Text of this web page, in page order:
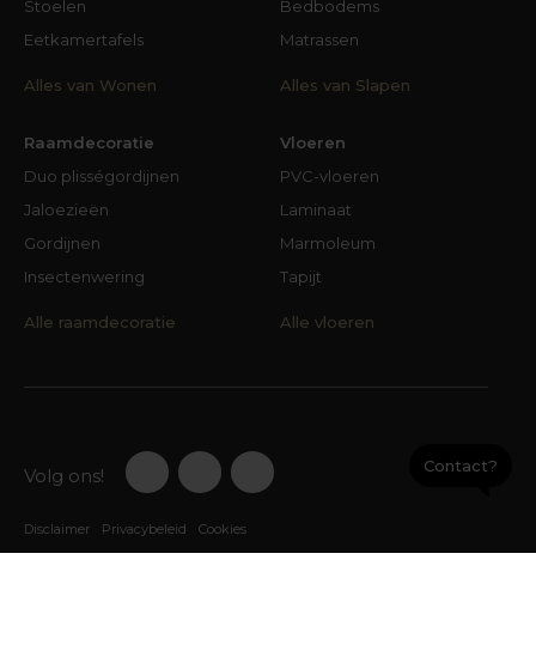
Stoelen
Eetkamertafels
Alles van Wonen
Bedbodems
Matrassen
Alles van Slapen
Raamdecoratie
Duo plisségordijnen
Jaloezieën
Gordijnen
Insectenwering
Alle raamdecoratie
Vloeren
PVC-vloeren
Laminaat
Marmoleum
Tapijt
Alle vloeren
Volg ons!
Disclaimer Privacybeleid Cookies
Contact?